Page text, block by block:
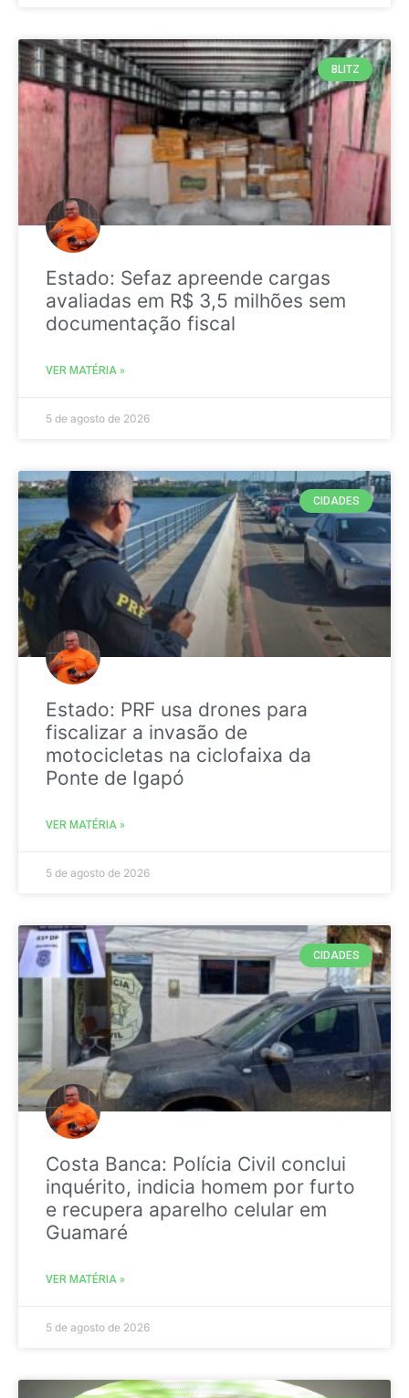
BLITZ
Estado: Sefaz apreende cargas
avaliadas em R$ 3,5 milhões sem
documentação fiscal
VER MATÉRIA »
5 de agosto de 2026
CIDADES
Estado: PRF usa drones para
fiscalizar a invasão de
motocicletas na ciclofaixa da
Ponte de Igapó
VER MATÉRIA »
5 de agosto de 2026
CIDADES
Costa Banca: Polícia Civil conclui
inquérito, indicia homem por furto
e recupera aparelho celular em
Guamaré
VER MATÉRIA »
5 de agosto de 2026